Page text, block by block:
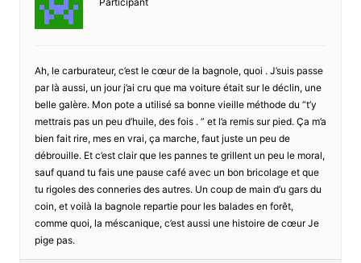
Ah, le carburateur, c’est le cœur de la bagnole, quoi . J’suis passe
par là aussi, un jour j’ai cru que ma voiture était sur le déclin, une
belle galère. Mon pote a utilisé sa bonne vieille méthode du “t’y
mettrais pas un peu d’huile, des fois . ” et l’a remis sur pied. Ça m’a
bien fait rire, mes en vrai, ça marche, faut juste un peu de
débrouille. Et c’est clair que les pannes te grillent un peu le moral,
sauf quand tu fais une pause café avec un bon bricolage et que
tu rigoles des conneries des autres. Un coup de main d’u gars du
coin, et voilà la bagnole repartie pour les balades en forêt,
comme quoi, la méscanique, c’est aussi une histoire de cœur Je
pige pas.